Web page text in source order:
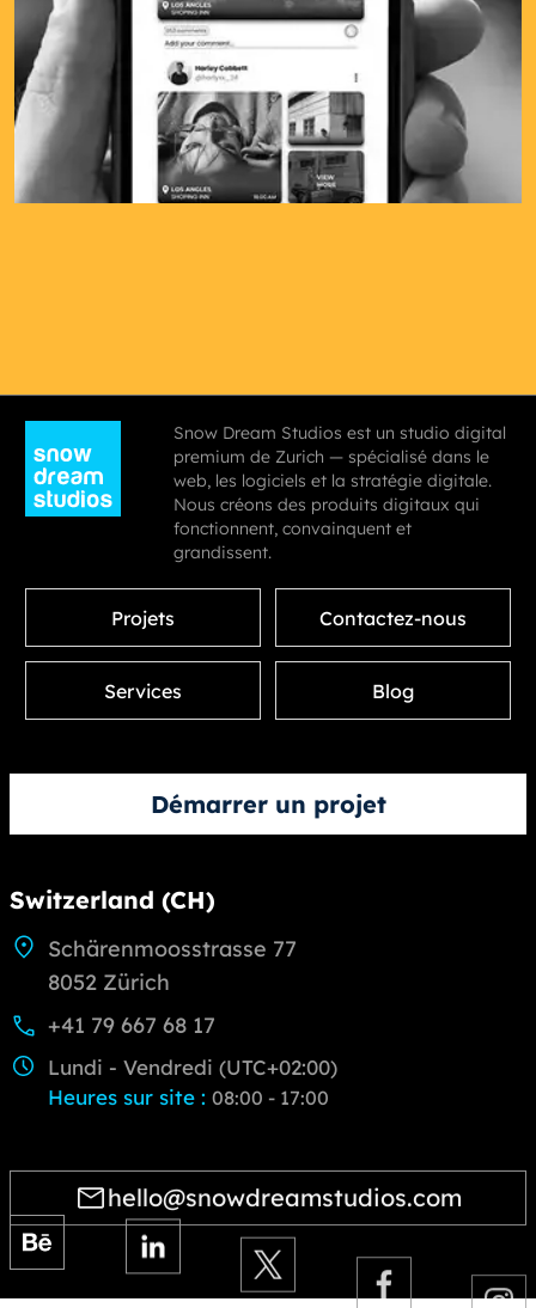
Snow Dream Studios est un studio digital
premium de Zurich — spécialisé dans le
web, les logiciels et la stratégie digitale.
Nous créons des produits digitaux qui
fonctionnent, convainquent et
grandissent.
Projets Contactez-nous
Services Blog
Démarrer un projet
Switzerland (CH)
Schärenmoosstrasse 77
8052 Zürich
+41 79 667 68 17
Lundi - Vendredi (UTC+02:00)
Heures sur site : 08:00 - 17:00
hello@snowdreamstudios.com